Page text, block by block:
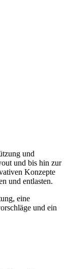
und
und bis hin zur
Konzepte
und entlasten.
eine
und ein